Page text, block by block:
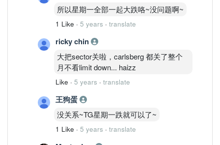
所以星期一全部一起大跌咯~没问题啊~
1 Like · 5 years · translate
ricky chin
大把sector关啦，carlsberg 都关了整个
月不看limit down... haizz
Like · 5 years · translate
王狗蛋
没关系~TG星期一跌就可以了~
1 Like · 5 years · translate